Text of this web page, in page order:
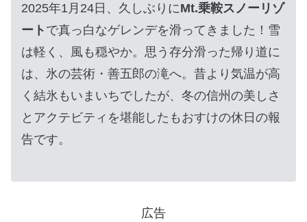
2025年1月24日、久しぶりにMt.乗鞍スノーリゾ
ート で真っ白なゲレンデを滑ってきました！雪
は軽く、風も穏やか。思う存分滑った帰り道に
は、氷の芸術・善五郎の滝へ。昔より気温が高
く結氷もいまいちでしたが、冬の信州の美しさ
とアクテビティを堪能したもおすけの休日の報
告です。
広告